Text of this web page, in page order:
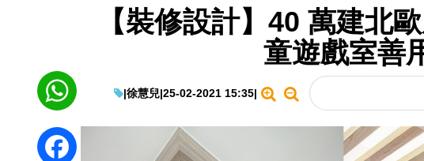
【裝修設計】40 萬建北
童遊戲室善
|徐慧兒|25-02-2021 15:35|
WhatsApp